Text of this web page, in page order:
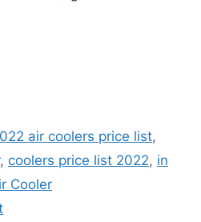
air coolers price list,
, coolers price list 2022, in
Cooler